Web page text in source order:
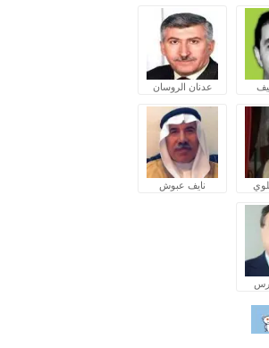
عدنان الروسان
نايف عبوش